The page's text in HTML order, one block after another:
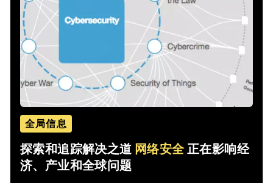
全局信息
探索和追踪解决之道 网络安全正在影响经
济、产业和全球问题